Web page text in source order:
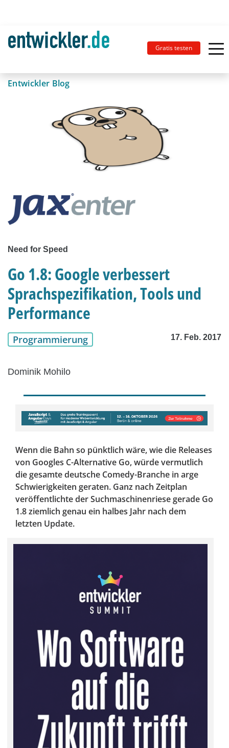
Gratis testen
Entwickler Blog
Need for Speed
Go 1.8: Google verbessert
Sprachspezifikation, Tools und
Performance
Programmierung 17. Feb. 2017
Dominik Mohilo
Wenn die Bahn so pünktlich wäre, wie die Releases
von Googles C-Alternative Go, würde vermutlich
die gesamte deutsche Comedy-Branche in arge
Schwierigkeiten geraten. Ganz nach Zeitplan
veröffentlichte der Suchmaschinenriese gerade Go
1.8 ziemlich genau ein halbes Jahr nach dem
letzten Update.